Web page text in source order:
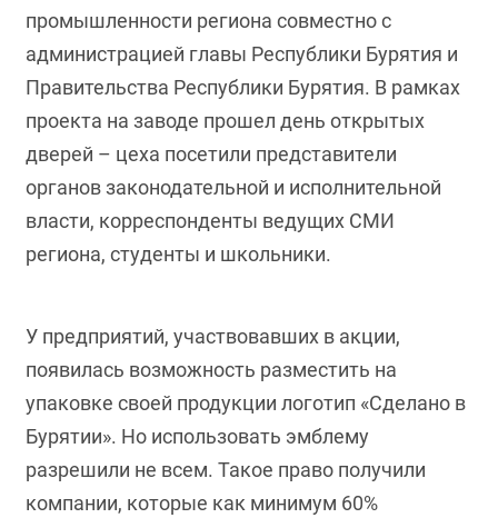
промышленности региона совместно с
администрацией главы Республики Бурятия и
Правительства Республики Бурятия. В рамках
проекта на заводе прошел день открытых
дверей – цеха посетили представители
органов законодательной и исполнительной
власти, корреспонденты ведущих СМИ
региона, студенты и школьники.
У предприятий, участвовавших в акции,
появилась возможность разместить на
упаковке своей продукции логотип «Сделано в
Бурятии». Но использовать эмблему
разрешили не всем. Такое право получили
компании, которые как минимум 60%